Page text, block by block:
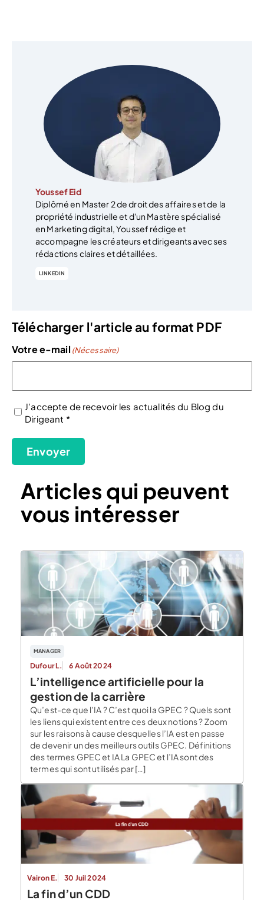
Youssef Eid
Diplômé en Master 2 de droit des affaires et de la
propriété industrielle et d'un Mastère spécialisé
en Marketing digital, Youssef rédige et
accompagne les créateurs et dirigeants avec ses
rédactions claires et détaillées.
LINKEDIN
Télécharger l'article au format PDF
Votre e-mail (Nécessaire)
(Nécessaire)
J'accepte de recevoir les actualités du Blog du
Dirigeant *
Envoyer
Articles qui peuvent
vous intéresser
MANAGER
Dufour L. 6 Août 2024
L’intelligence artificielle pour la
gestion de la carrière
Qu’est-ce que l’IA ? C’est quoi la GPEC ? Quels sont
les liens qui existent entre ces deux notions ? Zoom
sur les raisons à cause desquelles l’IA est en passe
de devenir un des meilleurs outils GPEC. Définitions
des termes GPEC et IA La GPEC et l’IA sont des
termes qui sont utilisés par […]
Vairon E. 30 Juil 2024
La fin d’un CDD